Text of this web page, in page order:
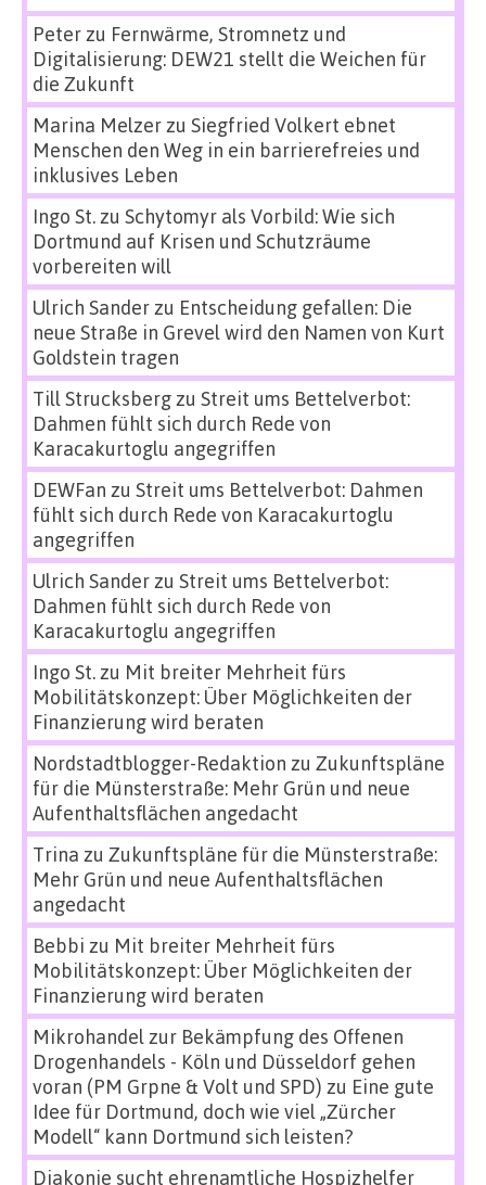
Peterzu Fernwärme, Stromnetz und
Digitalisierung: DEW21 stellt die Weichen für
die Zukunft
Marina Melzerzu Siegfried Volkert ebnet
Menschen den Weg in ein barrierefreies und
inklusives Leben
Ingo St.zu Schytomyr als Vorbild: Wie sich
Dortmund auf Krisen und Schutzräume
vorbereiten will
Ulrich Sanderzu Entscheidung gefallen: Die
neue Straße in Grevel wird den Namen von Kurt
Goldstein tragen
Till Strucksbergzu Streit ums Bettelverbot:
Dahmen fühlt sich durch Rede von
Karacakurtoglu angegriffen
DEWFan zu Streit ums Bettelverbot: Dahmen
fühlt sich durch Rede von Karacakurtoglu
angegriffen
Ulrich Sanderzu Streit ums Bettelverbot:
Dahmen fühlt sich durch Rede von
Karacakurtoglu angegriffen
Ingo St.zu Mit breiter Mehrheit fürs
Mobilitätskonzept: Über Möglichkeiten der
Finanzierung wird beraten
Nordstadtblogger-Redaktion zu Zukunftspläne
für die Münsterstraße: Mehr Grün und neue
Aufenthaltsflächen angedacht
Trina zu Zukunftspläne für die Münsterstraße:
Mehr Grün und neue Aufenthaltsflächen
angedacht
Bebbi zu Mit breiter Mehrheit fürs
Mobilitätskonzept: Über Möglichkeiten der
Finanzierung wird beraten
Mikrohandel zur Bekämpfung des Offenen
Drogenhandels - Köln und Düsseldorf gehen
voran (PM Grpne & Volt und SPD) zu Eine gute
Idee für Dortmund, doch wie viel „Zürcher
Modell“ kann Dortmund sich leisten?
Diakonie sucht ehrenamtliche Hospizhelfer